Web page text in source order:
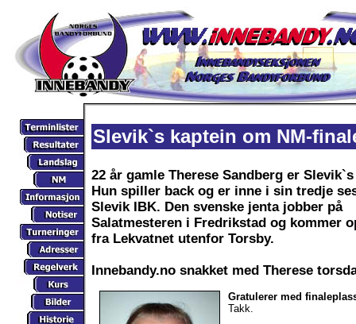
Slevik`s kaptein om NM-
22 år gamle Therese Sandberg er
Hun spiller back og er inne i sin tredje
Slevik IBK. Den svenske jenta jobber på
Salatmesteren i Fredrikstad og kommer
fra Lekvatnet utenfor Torsby.
Innebandy.no snakket med Therese
Gratulerer med
Takk.